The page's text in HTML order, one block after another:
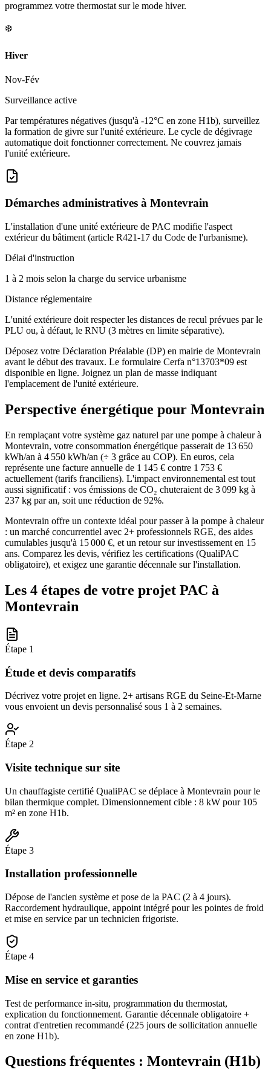
programmez votre thermostat sur le mode hiver.
❄️
Hiver
Nov-Fév
Surveillance active
Par températures négatives (jusqu'à -12°C en zone H1b), surveillez
la formation de givre sur l'unité extérieure. Le cycle de dégivrage
automatique doit fonctionner correctement. Ne couvrez jamais
l'unité extérieure.
Démarches administratives à Montevrain
L'installation d'une unité extérieure de PAC modifie l'aspect
extérieur du bâtiment (article R421-17 du Code de l'urbanisme).
Délai d'instruction
1 à 2 mois selon la charge du service urbanisme
Distance réglementaire
L'unité extérieure doit respecter les distances de recul prévues par le
PLU ou, à défaut, le RNU (3 mètres en limite séparative).
Déposez votre Déclaration Préalable (DP) en mairie de Montevrain
avant le début des travaux. Le formulaire Cerfa n°13703*09 est
disponible en ligne. Joignez un plan de masse indiquant
l'emplacement de l'unité extérieure.
Perspective énergétique pour Montevrain
En remplaçant votre système gaz naturel par une pompe à chaleur à
Montevrain, votre consommation énergétique passerait de 13 650
kWh/an à 4 550 kWh/an (÷ 3 grâce au COP). En euros, cela
représente une facture annuelle de 1 145 € contre 1 753 €
actuellement (tarifs franciliens). L'impact environnemental est tout
aussi significatif : vos émissions de CO₂ chuteraient de 3 099 kg à
237 kg par an, soit une réduction de 92%.
Montevrain offre un contexte idéal pour passer à la pompe à chaleur
: un marché concurrentiel avec 2+ professionnels RGE, des aides
cumulables jusqu'à 15 000 €, et un retour sur investissement en 15
ans. Comparez les devis, vérifiez les certifications (QualiPAC
obligatoire), et exigez une garantie décennale sur l'installation.
Les 4 étapes de votre projet PAC à
Montevrain
Étape 1
Étude et devis comparatifs
Décrivez votre projet en ligne. 2+ artisans RGE du Seine-Et-Marne
vous envoient un devis personnalisé sous 1 à 2 semaines.
Étape 2
Visite technique sur site
Un chauffagiste certifié QualiPAC se déplace à Montevrain pour le
bilan thermique complet. Dimensionnement cible : 8 kW pour 105
m² en zone H1b.
Étape 3
Installation professionnelle
Dépose de l'ancien système et pose de la PAC (2 à 4 jours).
Raccordement hydraulique, appoint intégré pour les pointes de froid
et mise en service par un technicien frigoriste.
Étape 4
Mise en service et garanties
Test de performance in-situ, programmation du thermostat,
explication du fonctionnement. Garantie décennale obligatoire +
contrat d'entretien recommandé (225 jours de sollicitation annuelle
en zone H1b).
Questions fréquentes : Montevrain (H1b)